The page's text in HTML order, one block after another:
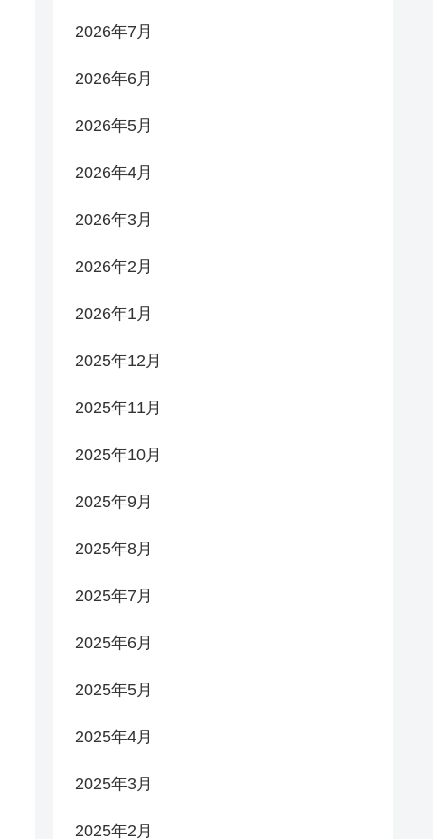
2026年7月
2026年6月
2026年5月
2026年4月
2026年3月
2026年2月
2026年1月
2025年12月
2025年11月
2025年10月
2025年9月
2025年8月
2025年7月
2025年6月
2025年5月
2025年4月
2025年3月
2025年2月